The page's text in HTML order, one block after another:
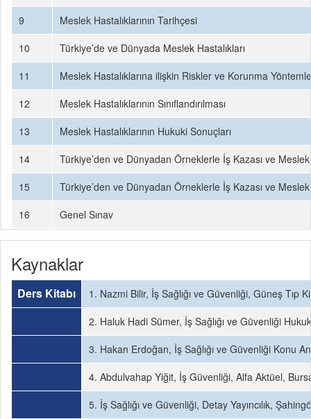
9
Meslek Hastalıklarının Tarihçesi
10
Türkiye’de ve Dünyada Meslek Hastalıkları
11
Meslek Hastalıklarına ilişkin Riskler ve Korunma
12
Meslek Hastalıklarının Sınıflandırılması
13
Meslek Hastalıklarının Hukuki Sonuçları
14
Türkiye’den ve Dünyadan Örneklerle İş Kazası ve Meslek
15
Türkiye’den ve Dünyadan Örneklerle İş Kazası ve Meslek
16
Genel Sınav
Kaynaklar
Ders Kitabı
1. Nazmi Bilir, İş Sağlığı ve Güvenliği, Güneş Tıp
2. Haluk Hadi Sümer, İş Sağlığı ve Güvenliği
3. Hakan Erdoğan, İş Sağlığı ve Güvenliği Konu
4. Abdulvahap Yiğit, İş Güvenliği, Alfa Aktüel,
5. İş Sağlığı ve Güvenliği, Detay Yayıncılık,